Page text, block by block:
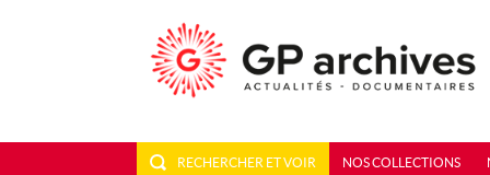
RECHERCHER ET VOIR NOS COLLECTIONS